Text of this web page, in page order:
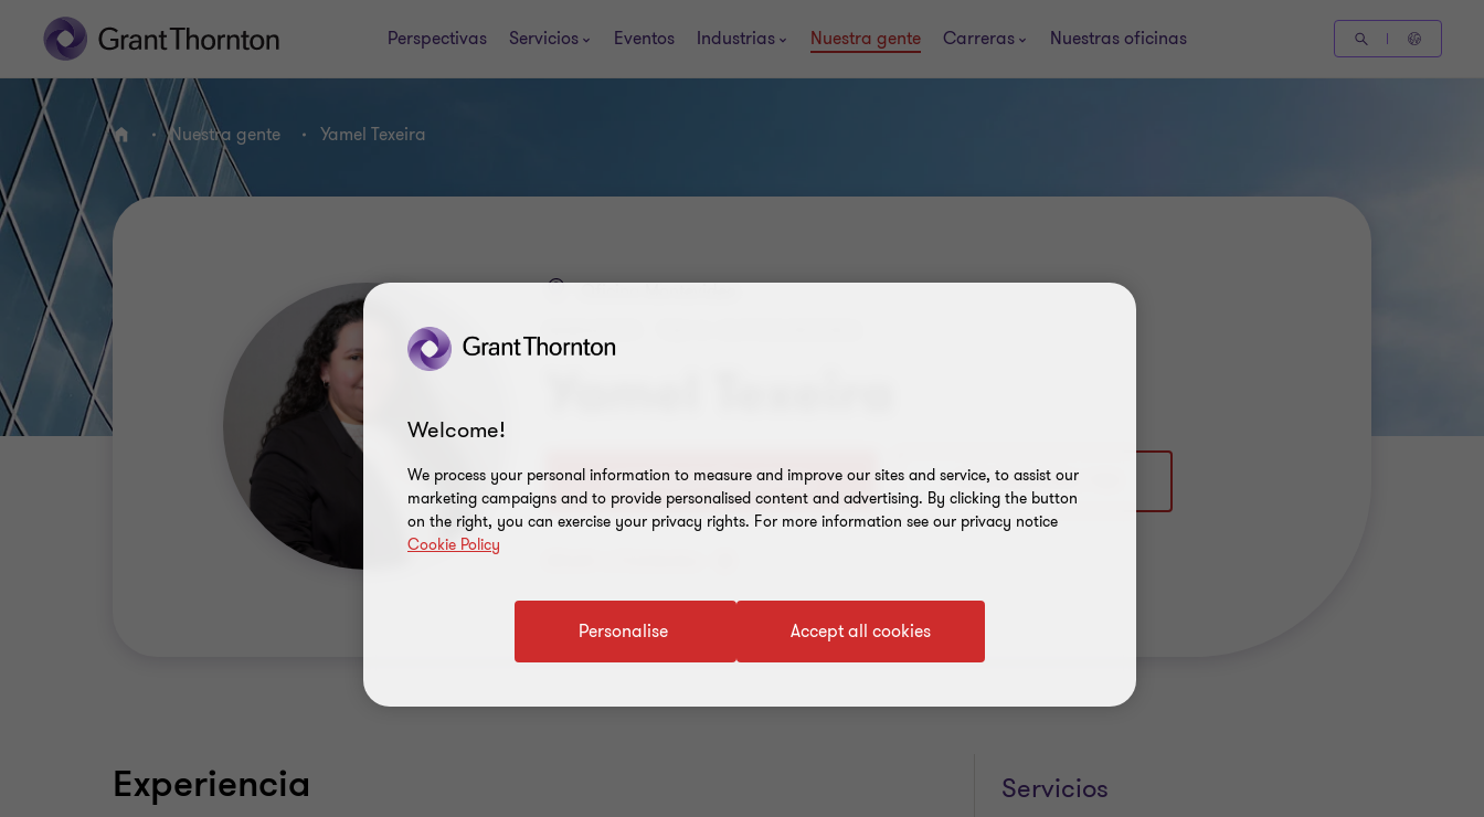
Perspectivas Servicios Eventos Industrias Nuestra gente Carreras Nuestras oficinas
INICIO Nuestra gente Yamel Texeira
Oficina Montevideo
+598 2908 3386 / 163
Experiencia Servicios
Welcome!
We process your personal information to measure and improve our sites and service, to assist our
marketing campaigns and to provide personalised content and advertising. By clicking the button
on the right, you can exercise your privacy rights. For more information see our privacy notice
Cookie Policy
Accept all cookies
Personalise